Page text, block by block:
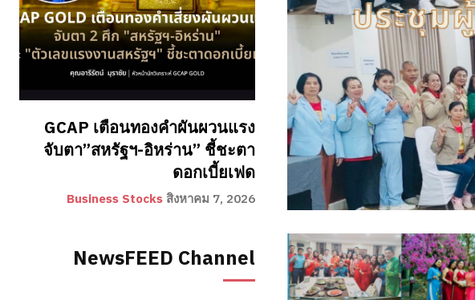
GCAP เตือนทองคำผันผวนแรง
จับตา”สหรัฐฯ-อิหร่าน” ชี้ชะตา
ดอกเบี้ยเฟด
Business Stocks สิงหาคม 7, 2026
NewsFEED Channel